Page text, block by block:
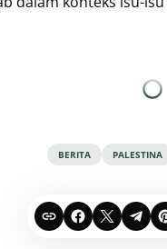
BERITA PALESTINA